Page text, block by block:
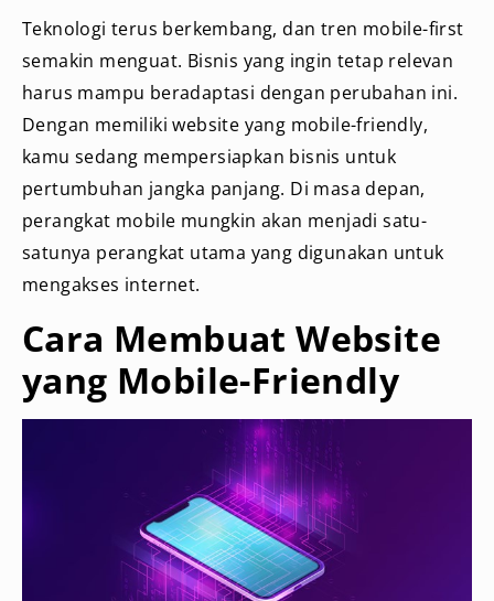
Teknologi terus berkembang, dan tren mobile-first
semakin menguat. Bisnis yang ingin tetap relevan
harus mampu beradaptasi dengan perubahan ini.
Dengan memiliki website yang mobile-friendly,
kamu sedang mempersiapkan bisnis untuk
pertumbuhan jangka panjang. Di masa depan,
perangkat mobile mungkin akan menjadi satu-
satunya perangkat utama yang digunakan untuk
mengakses internet.
Cara Membuat Website
yang Mobile-Friendly